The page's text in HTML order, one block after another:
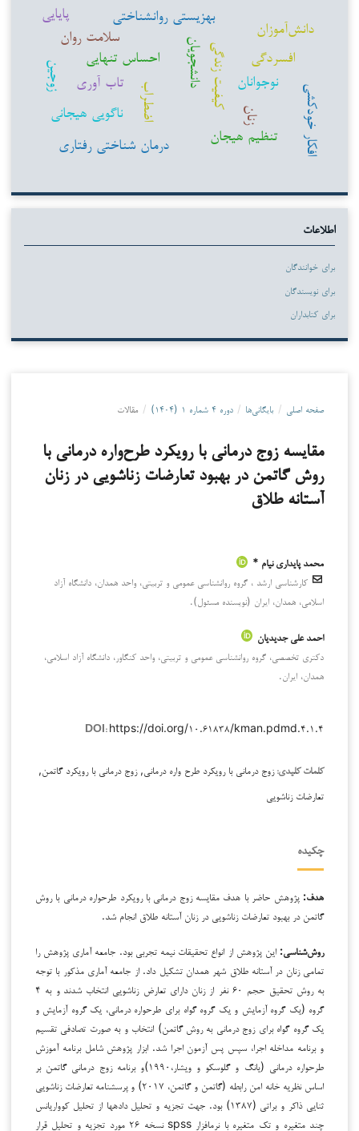
اضطراب
دانشجویانکیفیت زندگی نوجوانان
افسردگی
بهزیستی روانشناختی
دانش‌آموزان
زنان
تنظیم هیجان
درمان شناختی رفتاری
ناگویی هیجانی
احساس تنهایی
زوجین
افکار خودکشی
تاب آوری
سلامت روان
پایایی
اطلاعات
برای خوانندگان
برای نویسندگان
برای کتابداران
صفحه اصلی / بایگانی‌ها / دوره ۴ شماره ۱ (۱۴۰۴) / مقالات
مقایسه زوج درمانی با رویکرد طرح‌واره درمانی با
روش گاتمن در بهبود تعارضات زناشویی در زنان
آستانه طلاق
محمد پایداری نیام *
کارشناسی ارشد ، گروه روانشناسی عمومی و تربیتی، واحد همدان، دانشگاه آزاد
اسلامی، همدان، ایران (نویسنده مسئول).
احمد علی جدیدیان
دکتری تخصصی، گروه روانشناسی عمومی و تربیتی، واحد کنگاور، دانشگاه آزاد اسلامی،
همدان، ایران.
DOI: https://doi.org/۱۰.۶۱۸۳۸/kman.pdmd.۴.۱.۴
کلمات کلیدی:زوج درمانی با رویکرد طرح واره درمانی, زوج درمانی با رویکرد گاتمن,
تعارضات زناشویی
چکیده
هدف: پژوهش حاضر با هدف مقایسه زوج درمانی با رویکرد طرح­واره درمانی با روش
گاتمن در بهبود تعارضات زناشویی در زنان آستانه طلاق انجام شد.
روش‌شناسی: این پژوهش از انواع تحقیقات نیمه تجربی بود. جامعه آماری پژوهش را
تمامی زنان در آستانه طلاق شهر همدان تشکیل داد. از جامعه آماری مذکور با توجه
به روش تحقیق حجم ۶۰ نفر از زنان دارای تعارض زناشویی انتخاب شدند
و به ۴
گروه (یک گروه آزمایش و یک گروه گواه برای طرح­واره درمانی، یک گروه آزمایش و
یک گروه گواه برای زوج درمانی به روش گاتمن) انتخاب و به صورت تصادفی تقسیم
و برنامه مداخله اجرا، سپس پس آزمون اجرا شد. ابزار پژوهش شامل برنامه آموزش
طرح­واره درمانی (یانگ و گلوسکو و ویشار،۱۹۹۰)و برنامه زوج درمانی گاتمن بر
اساس نظریه خانه امن رابطه (گاتمن و گاتمن، ۲۰۱۷) و
پرسشنامه تعارضات زناشویی
ثنایی ذاکر و براتی (۱۳۸۷) بود. جهت تجزیه و تحلیل داده­ها از تحلیل کوواریانس
چند متغیره و تک متغیره با نرم­افزار spss نسخه ۲۶ مورد تجزیه و تحلیل قرار